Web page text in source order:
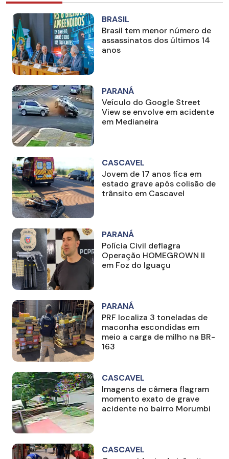
BRASIL
Brasil tem menor número de
assassinatos dos últimos 14
anos
PARANÁ
Veículo do Google Street
View se envolve em acidente
em Medianeira
CASCAVEL
Jovem de 17 anos fica em
estado grave após colisão de
trânsito em Cascavel
PARANÁ
Polícia Civil deflagra
Operação HOMEGROWN II
em Foz do Iguaçu
PARANÁ
PRF localiza 3 toneladas de
maconha escondidas em
meio a carga de milho na BR-
163
CASCAVEL
Imagens de câmera flagram
momento exato de grave
acidente no bairro Morumbi
CASCAVEL